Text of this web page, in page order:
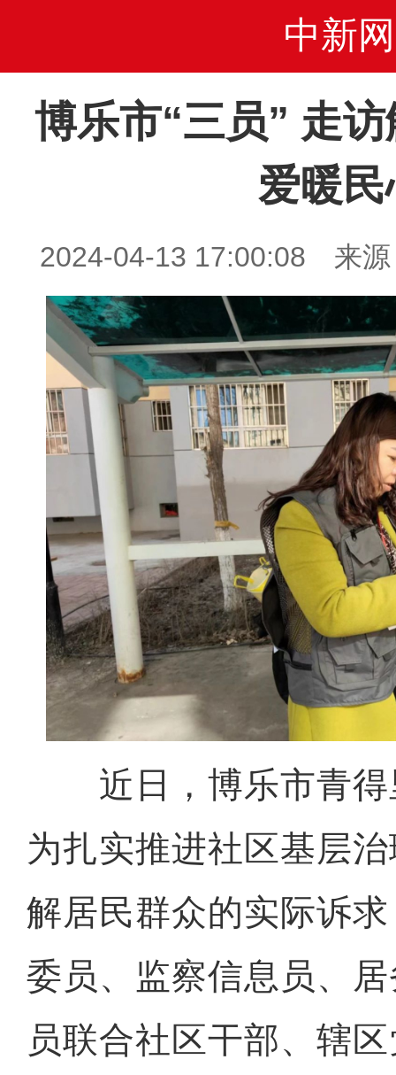
中新网
博乐市“三员” 走
爱暖民
2024-04-13 17:00:08 来源
近日，博乐市青得
为扎实推进社区基层
解居民群众的实际诉
委员、监察信息员、
员联合社区干部、辖